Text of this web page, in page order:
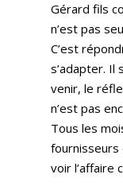
Gérard fils
n’est pas
C’est
s’adapter. Il
venir, le
n’est pas
Tous les
fournisseurs
voir l’affaire